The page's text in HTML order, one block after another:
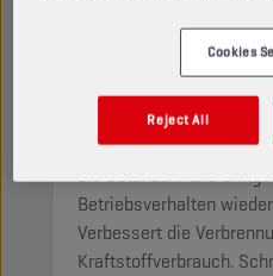
CHAMPION
PRODUKT:70311
Reinigt das gesamte
die Cetanzahl und
Betriebsverhalten
Verbessert die
Kraftstoffverbrauch.
Cookies
Reject All